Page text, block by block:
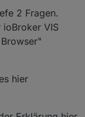
2 Fragen.
VIS
hier